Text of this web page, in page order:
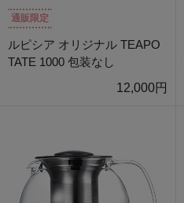
通販限定
ルピシア オリジナル TEAPO
TATE 1000 包装なし
12,000円